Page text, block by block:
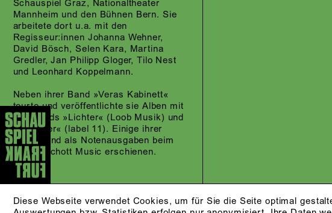
Diese Webseite verwendet Cookies, um für Sie die Seite optimal
Schauspiel Graz, Nationaltheater
Mannheim und den Bühnen Bern. Sie
arbeitete dort u.a. mit den
Regisseur:innen Johanna Wehner,
David Bösch, Selen Kara, Martina
Gredler, Jan Philipp Gloger, Tilo Nest
und Leonhard Koppelmann.
Neben ihrer Band »Veras Kabinett«
tourte und veröffentlichte sie Alben mit
den Bands »Lichter« (Loob Musik) und
»Gefieder« (label 11). Einige ihrer
Werke sind als Notenausgaben beim
Verlag Schott Music erschienen.